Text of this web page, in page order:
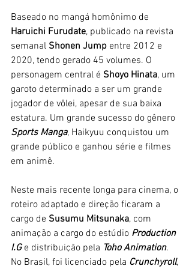
Baseado no mangá homônimo de
Haruichi Furudate, publicado na revista
semanal Shonen Jump entre 2012 e
2020, tendo gerado 45 volumes. O
personagem central é Shoyo Hinata, um
garoto determinado a ser um grande
jogador de vôlei, apesar de sua baixa
estatura. Um grande sucesso do gênero
Sports Manga, Haikyuu conquistou um
grande público e ganhou série e filmes
em animê.
Neste mais recente longa para cinema, o
roteiro adaptado e direção ficaram a
cargo de Susumu Mitsunaka, com
animação a cargo do estúdio Production
I.G e distribuição pela Toho Animation.
No Brasil, foi licenciado pela Crunchyroll,